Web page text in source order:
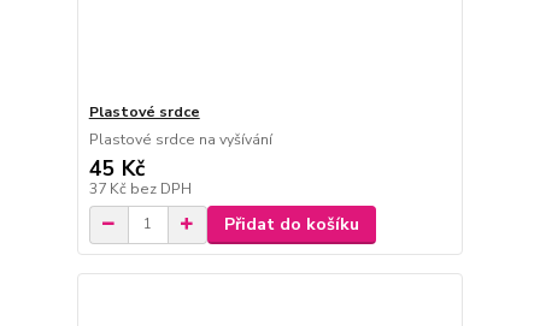
Plastové srdce
Plastové srdce na vyšívání
45 Kč
37 Kč bez DPH
Přidat do košíku